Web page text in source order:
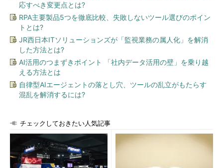
応すべき変更点とは?
RPA主要製品5つを徹底比較、失敗しないツール選びのポイン
トとは?
JR西日本ITソリューションズが「監視業務の属人化」を解消
した方法とは?
AI活用のつまずきポイント 「社内データ活用の壁」を乗り越
える方法とは
自律型AIエージェントの落とし穴、ツールの乱立がもたらす
混乱を解消するには?
チェックしておきたい人気記事